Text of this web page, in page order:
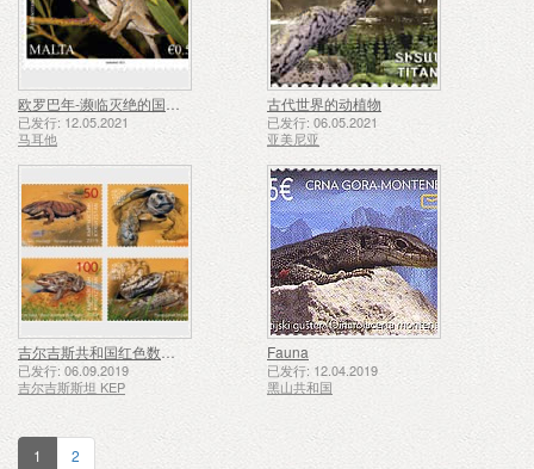
欧罗巴年-濒临灭绝的国家野生动物
已发行: 12.05.2021
马耳他
古代世界的动植物
已发行: 06.05.2021
亚美尼亚
吉尔吉斯共和国红色数据手册（II），爬行动物和两栖动物
已发行: 06.09.2019
吉尔吉斯斯坦 KEP
Fauna
已发行: 12.04.2019
黑山共和国
1 2